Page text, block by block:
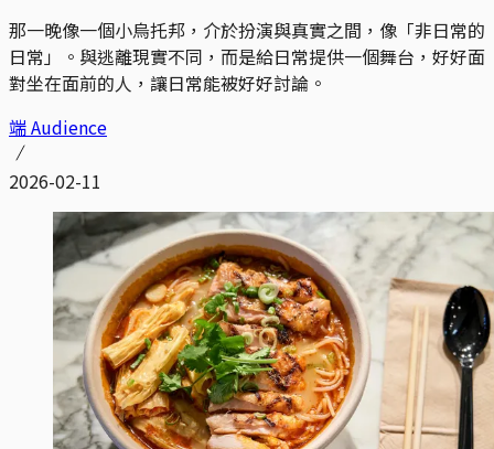
那一晚像一個小烏托邦，介於扮演與真實之間，像「非日常的
日常」。與逃離現實不同，而是給日常提供一個舞台，好好面
對坐在面前的人，讓日常能被好好討論。
端 Audience
2026-02-11